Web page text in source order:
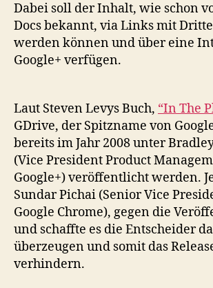
Dabei soll der Inhalt, wie schon
Docs bekannt, via Links mit
werden können und über eine
Google+ verfügen.
Laut Steven Levys Buch, “In The
GDrive, der Spitzname von
bereits im Jahr 2008 unter
(Vice President Product
Google+) veröffentlicht werden.
Sundar Pichai (Senior Vice
Google Chrome), gegen die
und schaffte es die Entscheider
überzeugen und somit das
verhindern.